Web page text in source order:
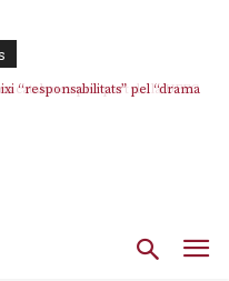
pel “drama
per part de la UFEC